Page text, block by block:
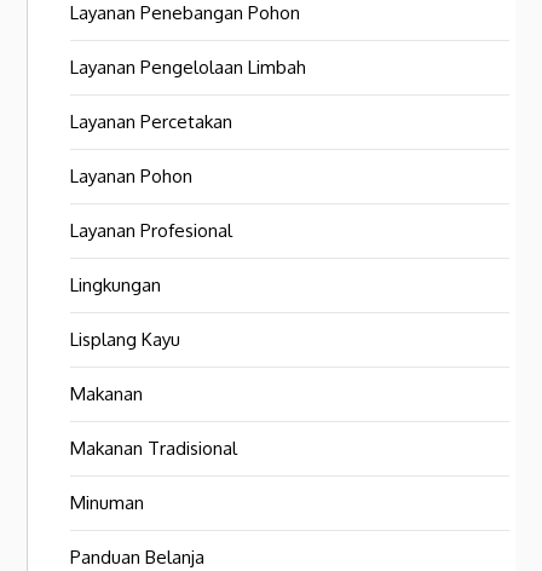
Layanan Penebangan Pohon
Layanan Pengelolaan Limbah
Layanan Percetakan
Layanan Pohon
Layanan Profesional
Lingkungan
Lisplang Kayu
Makanan
Makanan Tradisional
Minuman
Panduan Belanja